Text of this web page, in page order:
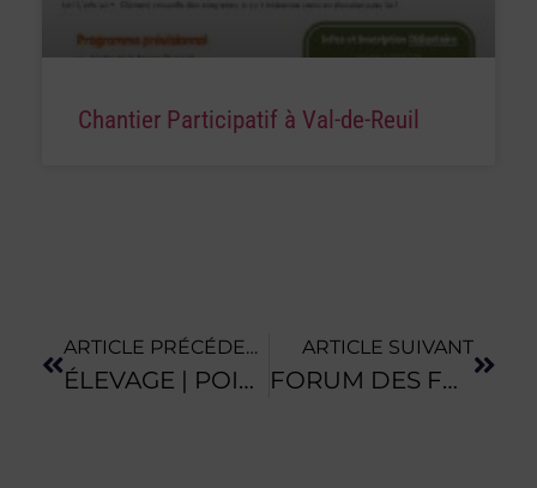
Chantier Participatif à Val-de-Reuil
ARTICLE PRÉCÉDENT
ÉLEVAGE | POINT LOGEMENT DES VEAUX
ARTICLE SUIVANT
FORUM DES FOURNISSEURS DES CIRCUITS COURTS | 100 % DIGITAL